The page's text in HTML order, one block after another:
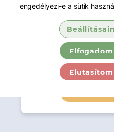
engedélyezi-e a sütik
Elutasítom
Üzletágvezetőnél!
KURZUS IDŐPONTJA
2026. 08. 13.